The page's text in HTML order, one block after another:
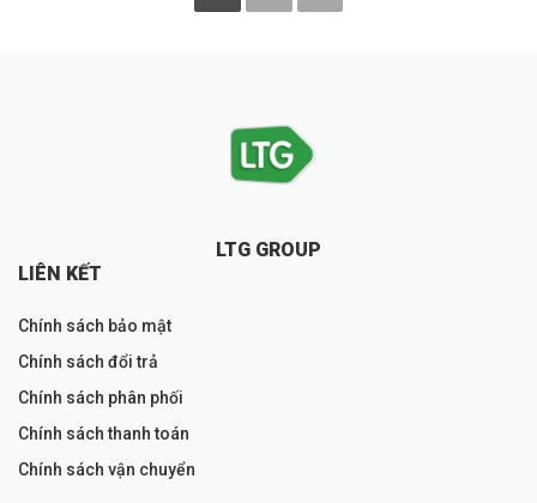
LTG GROUP
LIÊN KẾT
Chính sách bảo mật
Chính sách đổi trả
Chính sách phân phối
Chính sách thanh toán
Chính sách vận chuyển